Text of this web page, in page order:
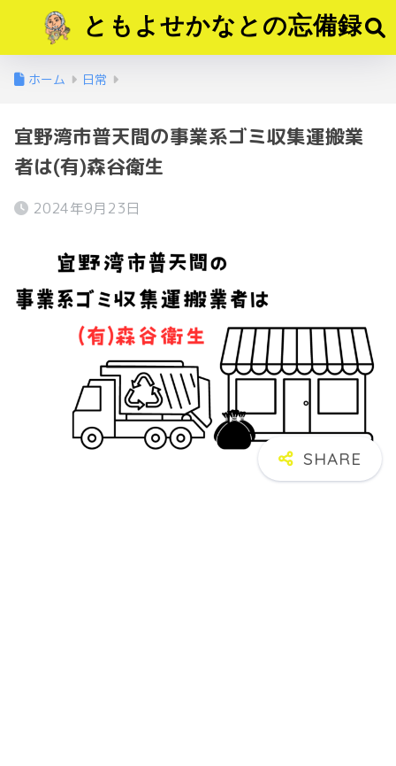
ともよせかなとの忘備録
ホーム 日常
宜野湾市普天間の事業系ゴミ収集運搬業
者は(有)森谷衛生
2024年9月23日